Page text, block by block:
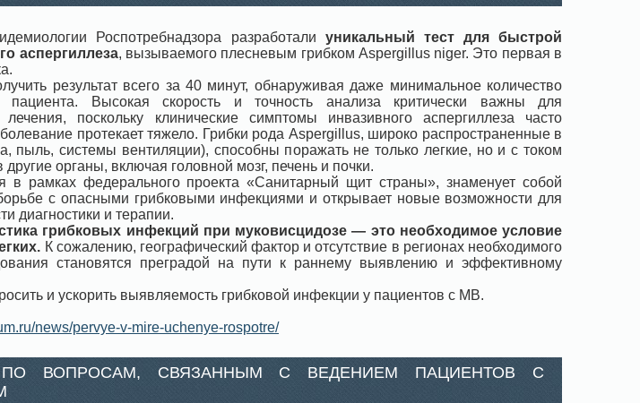
Роспотребнадзора разработали уникальный тест для быстрой
аспергиллеза, вызываемого плесневым грибком Aspergillus niger. Это первая в
результат всего за 40 минут, обнаруживая даже минимальное количество
пациента. Высокая скорость и точность анализа критически важны для
поскольку клинические симптомы инвазивного аспергиллеза часто
протекает тяжело. Грибки рода Aspergillus, широко распространенные в
пыль, системы вентиляции), способны поражать не только легкие, но и с током
другие органы, включая головной мозг, печень и почки.
в рамках федерального проекта «Санитарный щит страны», знаменует собой
с опасными грибковыми инфекциями и открывает новые возможности для
диагностики и терапии.
грибковых инфекций при муковисцидозе — это необходимое условие
К сожалению, географический фактор и отсутствие в регионах необходимого
становятся преградой на пути к раннему выявлению и эффективному
и ускорить выявляемость грибковой инфекции у пациентов с МВ.
news/pervye-v-mire-uchenye-rospotre/
ПО ВОПРОСАМ, СВЯЗАННЫМ С ВЕДЕНИЕМ ПАЦИЕНТОВ С